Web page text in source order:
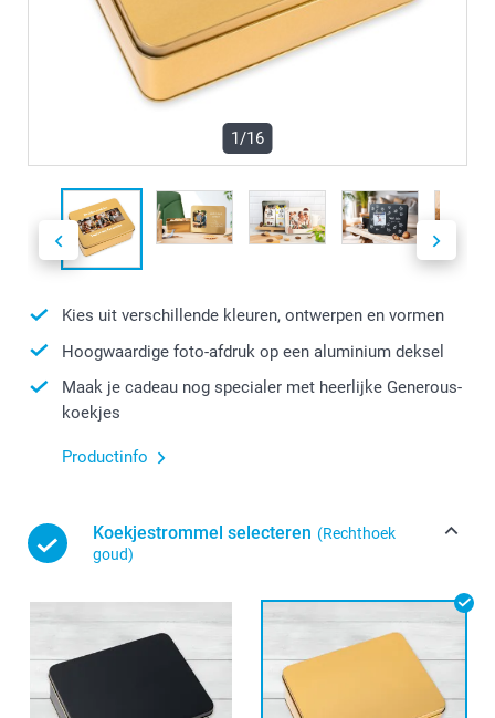
1/16
Kies uit verschillende kleuren, ontwerpen en vormen
Hoogwaardige foto-afdruk op een aluminium deksel
Maak je cadeau nog specialer met heerlijke Generous-
koekjes
Productinfo
Koekjestrommel selecteren (Rechthoek
goud)